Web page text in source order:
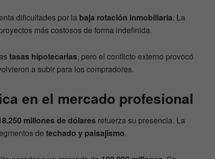
dificultades por la baja rotación inmobiliaria. La
más costosos de forma indefinida.
tasas hipotecarias, pero el conflicto externo provocó
a subir para los compradores.
en el mercado profesional
millones de dólares refuerza su presencia. La
de techado y paisajismo.